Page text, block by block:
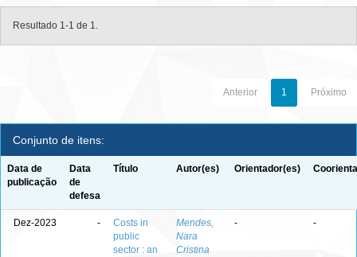
Resultado 1-1 de 1.
Anterior 1 Próximo
Conjunto de itens:
Data de
publicação
Data
de
defesa
Título Autor(es) Orientador(es)
Dez-2023 -
Costs in
public
sector : an
Mendes,
Nara
Cristina
- -